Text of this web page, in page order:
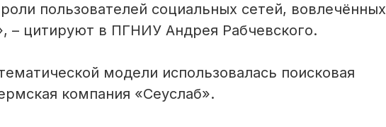
пользователей социальных сетей, вовлечённых
– цитируют в ПГНИУ Андрея Рабчевского.
модели использовалась поисковая
компания «Сеуслаб».